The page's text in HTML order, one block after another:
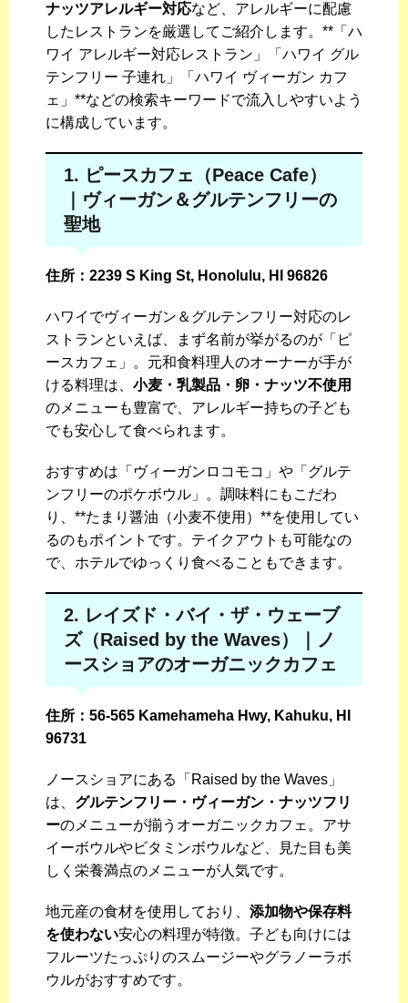
ナッツアレルギー対応など、アレルギーに配慮
したレストランを厳選してご紹介します。**「ハ
ワイ アレルギー対応レストラン」「ハワイ グル
テンフリー 子連れ」「ハワイ ヴィーガン カフ
ェ」**などの検索キーワードで流入しやすいよう
に構成しています。
1. ピースカフェ（Peace Cafe）
｜ヴィーガン＆グルテンフリーの
聖地
住所：2239 S King St, Honolulu, HI 96826
ハワイでヴィーガン＆グルテンフリー対応のレ
ストランといえば、まず名前が挙がるのが「ピ
ースカフェ」。元和食料理人のオーナーが手が
ける料理は、 小麦・乳製品・卵・ナッツ不使用
のメニューも豊富で、アレルギー持ちの子ども
でも安心して食べられます。
おすすめは「ヴィーガンロコモコ」や「グルテ
ンフリーのポケボウル」。調味料にもこだわ
り、**たまり醤油（小麦不使用）**を使用してい
るのもポイントです。テイクアウトも可能なの
で、ホテルでゆっくり食べることもできます。
2. レイズド・バイ・ザ・ウェーブ
ズ（Raised by the Waves）｜ノ
ースショアのオーガニックカフェ
住所：56-565 Kamehameha Hwy, Kahuku, HI
96731
ノースショアにある「Raised by the Waves」
は、 グルテンフリー・ヴィーガン・ナッツフリ
ーのメニューが揃うオーガニックカフェ。アサ
イーボウルやビタミンボウルなど、見た目も美
しく栄養満点のメニューが人気です。
地元産の食材を使用しており、 添加物や保存料
を使わない安心の料理が特徴。子ども向けには
フルーツたっぷりのスムージーやグラノーラボ
ウルがおすすめです。